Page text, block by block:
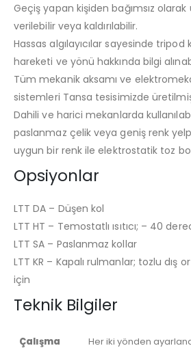
Geçiş yapan kişiden bağımsız
verilebilir veya kaldırılabilir.
Hassas algılayıcılar sayesinde tripod
hareketi ve yönü hakkında bilgi
Tüm mekanik aksamı ve
sistemleri Tansa tesisimizde
Dahili ve harici mekanlarda
paslanmaz çelik veya geniş renk
uygun bir renk ile elektrostatik toz
Opsiyonlar
LTT DA – Düşen kol
LTT HT – Temostatlı ısıtıcı; – 40
LTT SA – Paslanmaz kollar
LTT KR – Kapalı rulmanlar; tozlu dış
için
Teknik Bilgiler
Çalışma Her iki yönden